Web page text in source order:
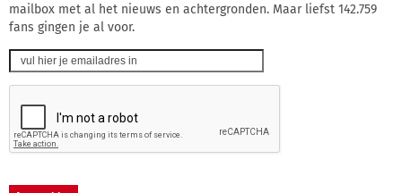
mailbox met al het nieuws en achtergronden. Maar liefst 142.759
fans gingen je al voor.